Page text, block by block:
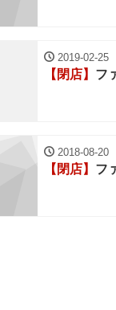
2019-02-25
【閉店】 フ
2018-08-20
【閉店】 フ